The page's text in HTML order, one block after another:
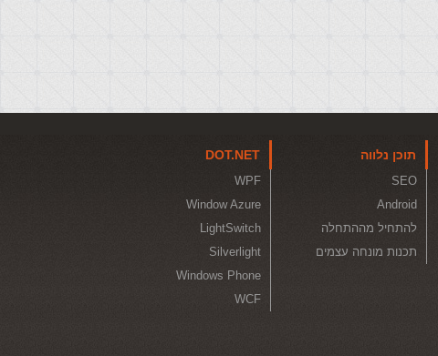
תוכן נלווה
SEO
Android
להתחיל מההתחלה
תכנות מונחה עצמים
DOT.NET
WPF
Window Azure
LightSwitch
Silverlight
Windows Phone
WCF